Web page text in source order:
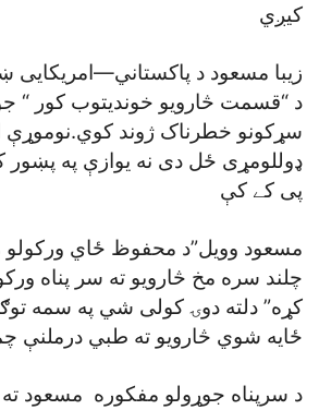
کيږي
زيبا مسعود د پاکستاني—امريکایی
د “قسمت څارويو خونديتوب کور “
سړکونو خطرناک ژوند کوي.نوموړې
ډوللومړی ځل دی نه يوازې په پښور
پی کے کې
مسعود وويل”د محفوظ ځاي ورکولو
چلند سره مخ څارويو ته سر پناه
کړه” دلته دوۍ کولی شي په سمه
ځايه شوي څارويو ته طبي درملنې
د سرپناه جوړولو مفکوره مسعود